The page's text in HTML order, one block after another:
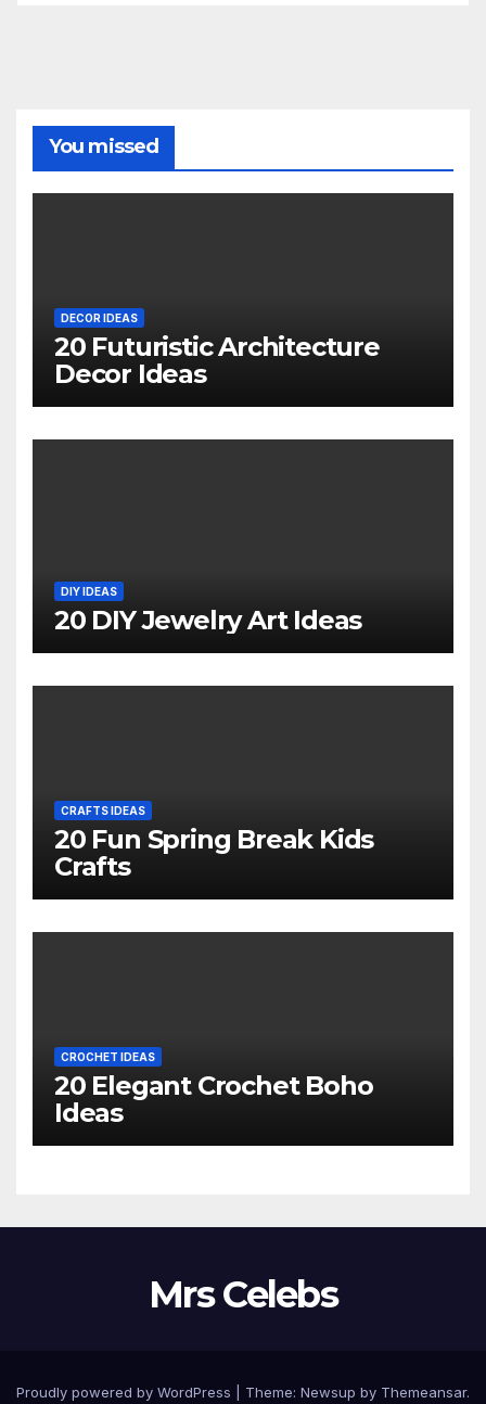
You missed
DECOR IDEAS
20 Futuristic Architecture
Decor Ideas
DIY IDEAS
20 DIY Jewelry Art Ideas
CRAFTS IDEAS
20 Fun Spring Break Kids
Crafts
CROCHET IDEAS
20 Elegant Crochet Boho
Ideas
Mrs Celebs
Proudly powered by WordPress Theme: Newsup by Themeansar.